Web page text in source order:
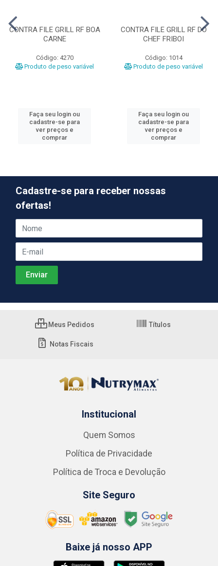
CONTRA FILE GRILL RF BOA
CARNE
Código: 4270
Produto de peso variável
Faça seu login ou
cadastre-se para
ver preços e
comprar
CONTRA FILE GRILL RF DO
CHEF FRIBOI
Código: 1014
Produto de peso variável
Faça seu login ou
cadastre-se para
ver preços e
comprar
Cadastre-se para receber nossas
ofertas!
Meus Pedidos Títulos
Notas Fiscais
Institucional
Quem Somos
Política de Privacidade
Política de Troca e Devolução
Site Seguro
Baixe já nosso APP